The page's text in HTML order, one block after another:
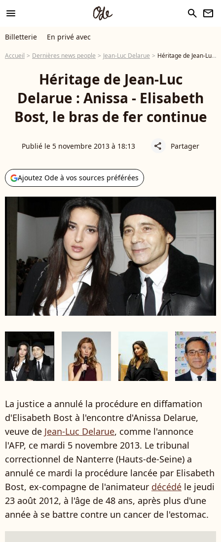
menu search newsletter
Billetterie En privé avec
Accueil Dernières news people Jean-Luc Delarue Héritage de Jean-Luc Delarue : Anissa - Elisabeth Bost, le bras de fer continue
Héritage de Jean-Luc
Delarue : Anissa - Elisabeth
Bost, le bras de fer continue
Publié le 5 novembre 2013 à 18:13 share Partager
Ajoutez Ode à vos sources préférées
La justice a annulé la procédure en diffamation
d'Elisabeth Bost à l'encontre d'Anissa Delarue,
veuve de Jean-Luc Delarue, comme l'annonce
l'AFP, ce mardi 5 novembre 2013. Le tribunal
correctionnel de Nanterre (Hauts-de-Seine) a
annulé ce mardi la procédure lancée par Elisabeth
Bost, ex-compagne de l'animateur décédé le jeudi
23 août 2012, à l'âge de 48 ans, après plus d'une
année à se battre contre un cancer de l'estomac.